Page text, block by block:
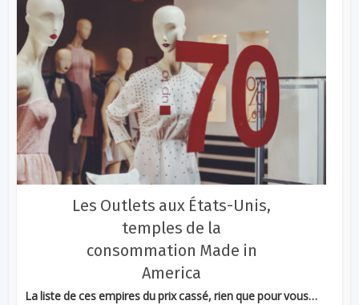
Les Outlets aux États-Unis,
temples de la
consommation Made in
America
La liste de ces empires du prix cassé, rien que pour vous…